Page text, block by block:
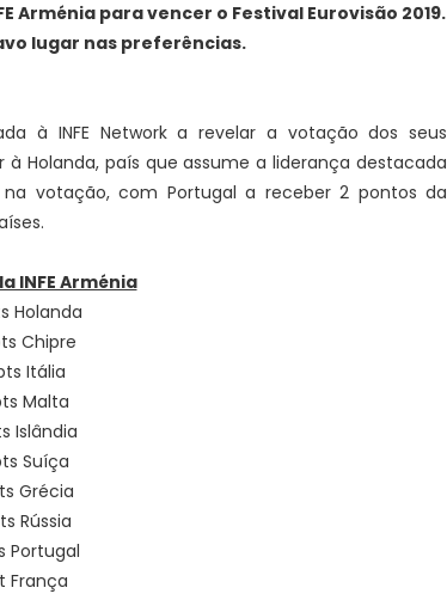
Arménia para vencer o Festival Eurovisão 2019.
lugar nas preferências.
à INFE Network a revelar a votação dos seus
Holanda, país que assume a liderança destacada
votação, com Portugal a receber 2 pontos da
INFE Arménia
Holanda
Chipre
Itália
Malta
Islândia
Suíça
Grécia
Rússia
Portugal
França